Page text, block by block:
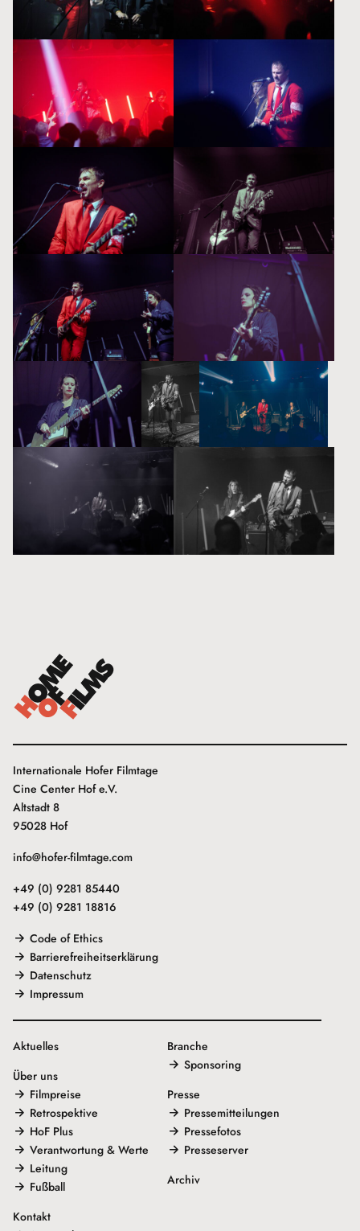
Internationale Hofer Filmtage
Cine Center Hof e.V.
Altstadt 8
95028 Hof
info@hofer-filmtage.com
+49 (0) 9281 85440
+49 (0) 9281 18816
Code of Ethics
Barrierefreiheitserklärung
Datenschutz
Impressum
Aktuelles
Über uns
Filmpreise
Retrospektive
HoF Plus
Verantwortung & Werte
Leitung
Fußball
Kontakt
Branche
Sponsoring
Presse
Pressemitteilungen
Pressefotos
Presseserver
Archiv